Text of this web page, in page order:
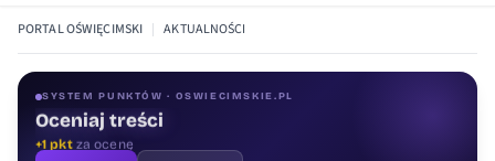
PORTAL OŚWIĘCIMSKI | AKTUALNOŚCI
SYSTEM PUNKTÓW · OSWIECIMSKIE.PL
Oceniaj treści
+1 pktza ocenę